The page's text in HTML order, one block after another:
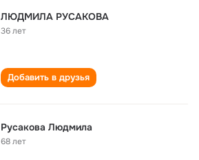
ЛЮДМИЛА РУСАКОВА
36 лет
Добавить в друзья
Русакова Людмила
68 лет